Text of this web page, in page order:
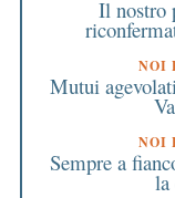
Il nostro
NOI
Mutui
NOI
Sempre a
la